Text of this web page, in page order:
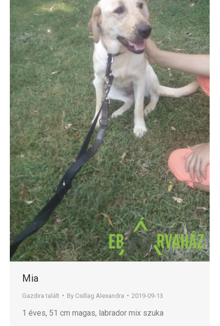
Mia
Gazdira talált By Csillag Alexandra 2019-09-13
1 éves, 51 cm magas, labrador mix szuka